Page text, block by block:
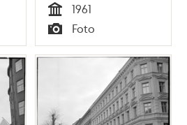
Tid
1961
Typ
Foto